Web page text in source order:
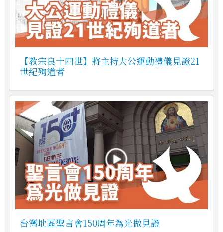
【教宗良十四世】將主持大公運動禮儀見證21
世紀殉道者
台灣地區聖言會150周年為光做見證